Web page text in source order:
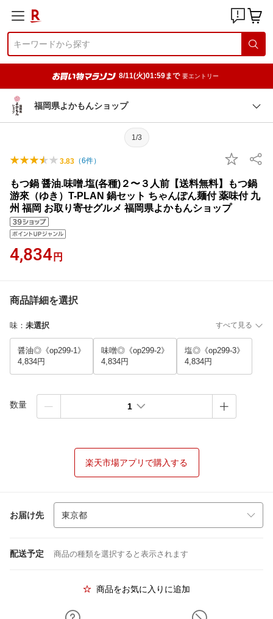
8/11(火)01:59まで 要エントリー
福岡県よかもんショップ
1/3
3.83 （6件）
もつ鍋 醤油.味噌.塩(各種)２〜３人前【送料無料】もつ鍋
游來（ゆき）T-PLAN 鍋セット ちゃんぽん麺付 薬味付 九
州 福岡 お取り寄せグルメ 福岡県よかもんショップ
4,834 円
商品詳細を選択
味 ： 未選択 すべて見る
醤油◎《op299-1》
4,834円
味噌◎《op299-2》
4,834円
塩◎《op299-3》
4,834円
数量 1
楽天市場アプリで購入する
お届け先
配送予定 商品の種類を選択すると表示されます
商品をお気に入りに追加